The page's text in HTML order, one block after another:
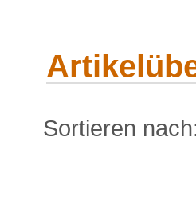
Sortieren